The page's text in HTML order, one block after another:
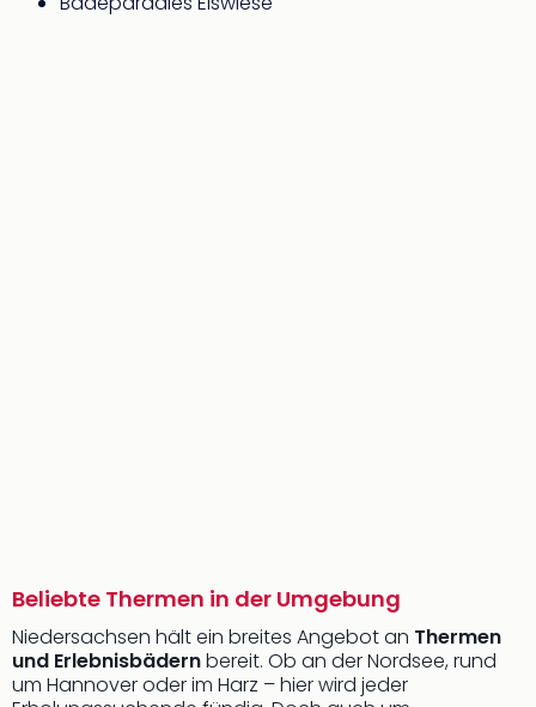
Beliebte Thermen in der Umgebung
Niedersachsen hält ein breites Angebot an Thermen
und Erlebnisbädernbereit. Ob an der Nordsee, rund
um Hannover oder im Harz – hier wird jeder